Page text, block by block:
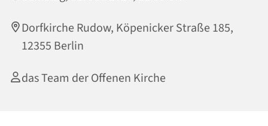
Dorfkirche Rudow, Köpenicker Straße 185,
12355 Berlin
das Team der Offenen Kirche